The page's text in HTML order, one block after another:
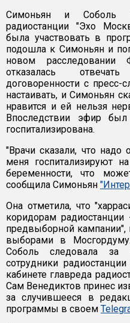
Симоньян и Соболь
радиостанции "Эхо
была участвовать в
подошла к Симоньян и
новом
отказалась
договоренности с пресс-
настаивать, и Симоньян
нравится и ей нельзя
Впоследствии эфир
госпитализирована.
"Врачи сказали, что надо
меня госпитализируют
беременности, что
сообщила Симоньян
Она отметила, что
коридорам
предвыборной
выборами в
Соболь следовала
сотрудники
кабинете главреда
Сам Венедиктов принес
за случившееся в
программы в своем